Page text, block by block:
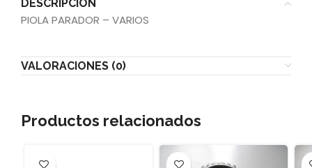
DESCRIPCIÓN
PIOLA PARADOR – VARIOS
VALORACIONES (0)
Productos relacionados